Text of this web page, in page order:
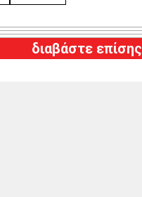
διαβάστε επίσης